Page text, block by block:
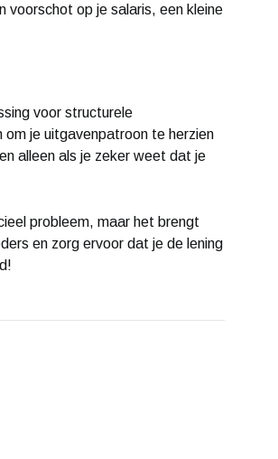
voorschot op je salaris, een kleine
voor structurele
je uitgavenpatroon te herzien
alleen als je zeker weet dat je
probleem, maar het brengt
en zorg ervoor dat je de lening